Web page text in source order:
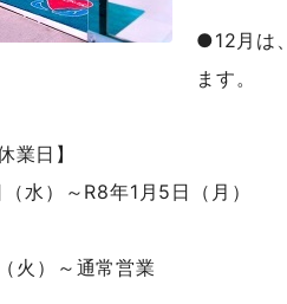
●12月は
ます。
業日】
水）～R8年1月5日（月）
火）～通常営業